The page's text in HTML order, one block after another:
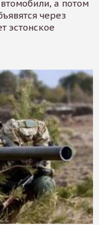
а потом
через
эстонское